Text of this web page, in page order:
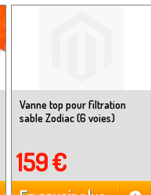
Vanne top pour filtration
sable Zodiac (6 voies)
159 €